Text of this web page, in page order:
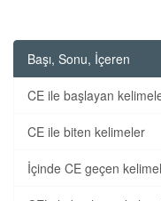
Başı, Sonu, İçeren
CE ile başlayan
CE ile biten kelimeler
İçinde CE geçen